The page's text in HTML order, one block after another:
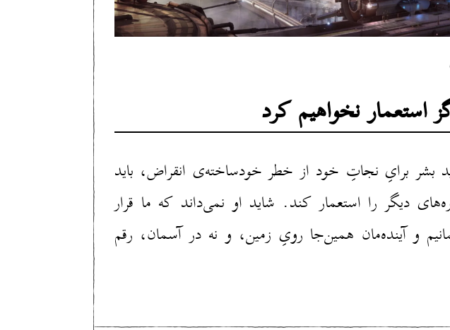
استعمار نخواهیم کرد
بشر برایِ نجاتِ خود از خطر خودساخته‌ی انقراض، باید
دیگر را استعمار کند. شاید او نمی‌داند که ما قرار
و آینده‌مان همین‌جا رویِ زمین، و نه در آسمان، رقم